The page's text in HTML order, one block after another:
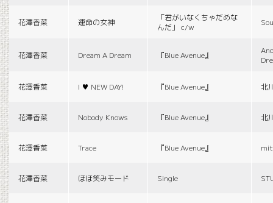
花澤香菜 運命の女神
「君がいなくちゃだめな
んだ」 c/w
花澤香菜 Dream A Dream 『Blue Avenue』
花澤香菜 I ♥ NEW DAY! 『Blue Avenue』 北
花澤香菜 Nobody Knows 『Blue Avenue』 北
花澤香菜 Trace 『Blue Avenue』
花澤香菜 ほほ笑みモード Single